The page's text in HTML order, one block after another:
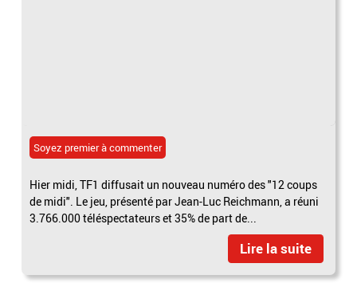
Soyez premier à commenter
Hier midi, TF1 diffusait un nouveau numéro des "12 coups
de midi". Le jeu, présenté par Jean-Luc Reichmann, a réuni
3.766.000 téléspectateurs et 35% de part de...
Lire la suite